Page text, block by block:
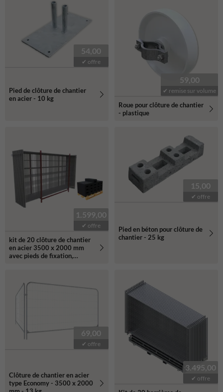
54,00
✔ offre
Pied de clôture de chantier
en acier - 10 kg
59,00
✔ remise sur volume
Roue pour clôture de chantier
- plastique
1.599,00
✔ offre
kit de 20 clôture de chantier
en acier 3500 x 2000 mm
avec pieds de fixation,
15,00
✔ offre
Pied en béton pour clôture de
chantier - 25 kg
69,00
✔ offre
Clôture de chantier en acier
type Economy - 3500 x 2000
3.495,00
✔ offre